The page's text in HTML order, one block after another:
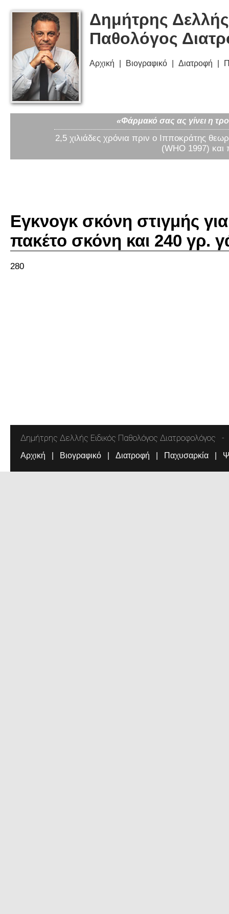
Δημήτρης
Παθολόγος
Αρχική Βιογραφικό Διατροφή
«Φάρμακό σας ας γίνει η
2,5 χιλιάδες χρόνια πριν ο Ιπποκράτης
(WHO 1997) και
Εγκνογκ σκόνη στιγμής
πακέτο σκόνη και 240 γρ.
280
Δημήτρης Δελλής Ειδικός Παθολόγος Διατροφολόγος
Αρχική Βιογραφικό Διατροφή Παχυσαρκία